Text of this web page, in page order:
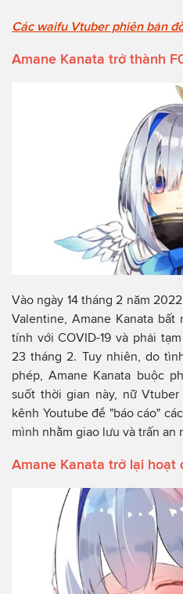
Các waifu Vtuber phiên bản
Amane Kanata trở thành
Vào ngày 14 tháng 2 năm
Valentine, Amane Kanata
tính với COVID-19 và phải
23 tháng 2. Tuy nhiên, do
phép, Amane Kanata buộc
suốt thời gian này, nữ
kênh Youtube để "báo cáo"
mình nhằm giao lưu và trấn an
Amane Kanata trở lại hoạt